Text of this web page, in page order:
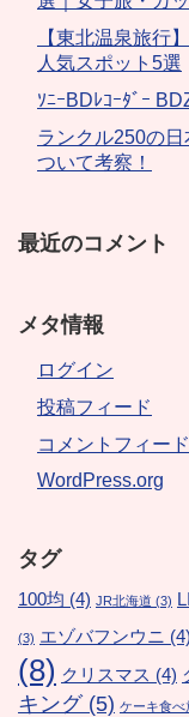
【東北温泉旅行
人気スポット5選
ｿﾆｰBDﾚｺｰﾀﾞｰ
ランクル250の
ついて考察！
最近のコメント
メタ情報
ログイン
投稿フィード
コメントフィード
WordPress.org
タグ
100均 (4) JR北海道 (3)
(3) エゾバフンウニ (4)
(8) クリスマス (4)
キング(5) ケーキ食べ